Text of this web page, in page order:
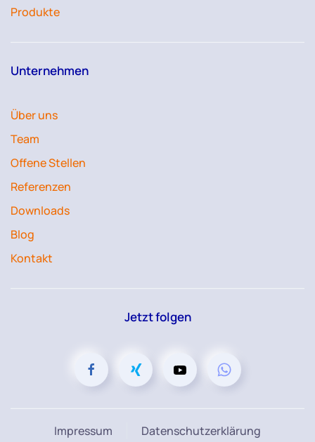
Produkte
Unternehmen
Über uns
Team
Offene Stellen
Referenzen
Downloads
Blog
Kontakt
Jetzt folgen
Impressum Datenschutzerklärung